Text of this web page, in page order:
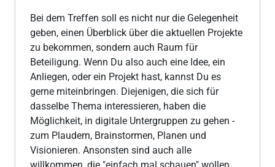
Bei dem Treffen soll es nicht nur die Gelegenheit
geben, einen Überblick über die aktuellen Projekte
zu bekommen, sondern auch Raum für
Beteiligung. Wenn Du also auch eine Idee, ein
Anliegen, oder ein Projekt hast, kannst Du es
gerne miteinbringen. Diejenigen, die sich für
dasselbe Thema interessieren, haben die
Möglichkeit, in digitale Untergruppen zu gehen -
zum Plaudern, Brainstormen, Planen und
Visionieren. Ansonsten sind auch alle